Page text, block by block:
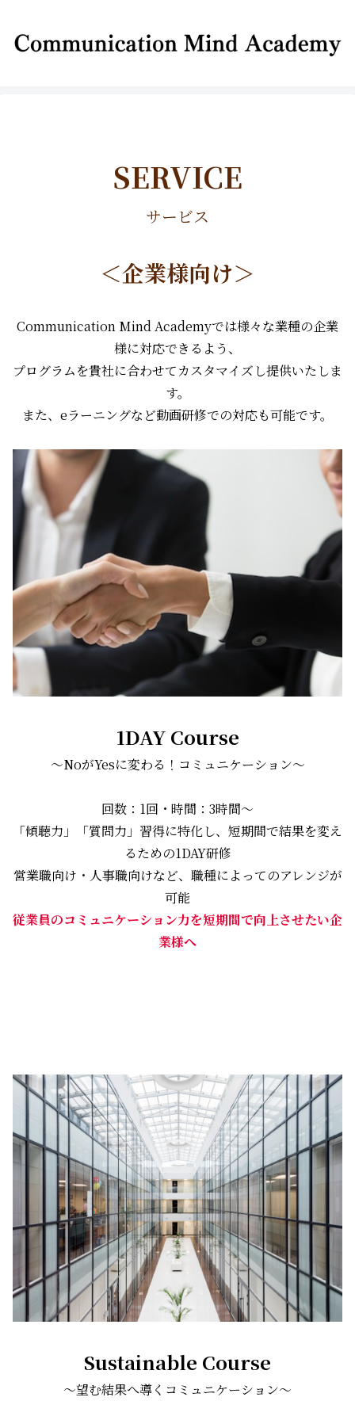
SERVICE
サービス
＜企業様向け＞
Communication Mind Academyでは様々な業種の企業
様に対応できるよう、
プログラムを貴社に合わせてカスタマイズし提供いたしま
す。
また、eラーニングなど動画研修での対応も可能です。
1DAY Course
〜NoがYesに変わる！コミュニケーション〜
回数：1回・時間：3時間〜
「傾聴力」「質問力」習得に特化し、短期間で結果を変え
るための1DAY研修
営業職向け・人事職向けなど、職種によってのアレンジが
可能
従業員のコミュニケーション力を短期間で向上させたい企
業様へ
Sustainable Course
〜望む結果へ導くコミュニケーション〜